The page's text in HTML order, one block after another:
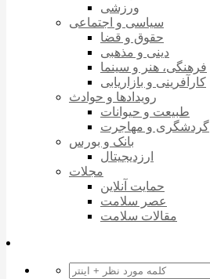
ورزشی
سیاسی و اجتماعی
حقوق و قضا
دینی و مذهبی
فرهنگی، هنر و سینما
کارآفرینی و بازاریابی
رویدادها و حوادث
طبیعت و حیوانات
گردشگری و مهاجرت
بانک و بورس
ارزدیجیتال
مجلات
حمایت آنلاین
عصر سلامت
مقالات سلامت